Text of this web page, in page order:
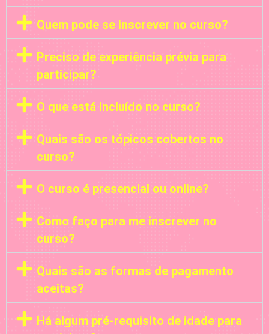
Quem pode se inscrever no curso?
Preciso de experiência prévia para
participar?
O que está incluído no curso?
Quais são os tópicos cobertos no
curso?
O curso é presencial ou online?
Como faço para me inscrever no
curso?
Quais são as formas de pagamento
aceitas?
Há algum pré-requisito de idade para